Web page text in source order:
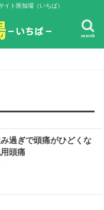
ト医知場（いちば）
search
過ぎで頭痛がひどくな
頭痛